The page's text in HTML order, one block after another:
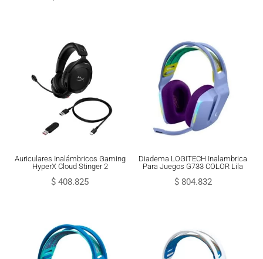
Auriculares Inalámbricos Gaming
HyperX Cloud Stinger 2
$ 408.825
Diadema LOGITECH Inalambrica
Para Juegos G733 COLOR Lila
$804.832